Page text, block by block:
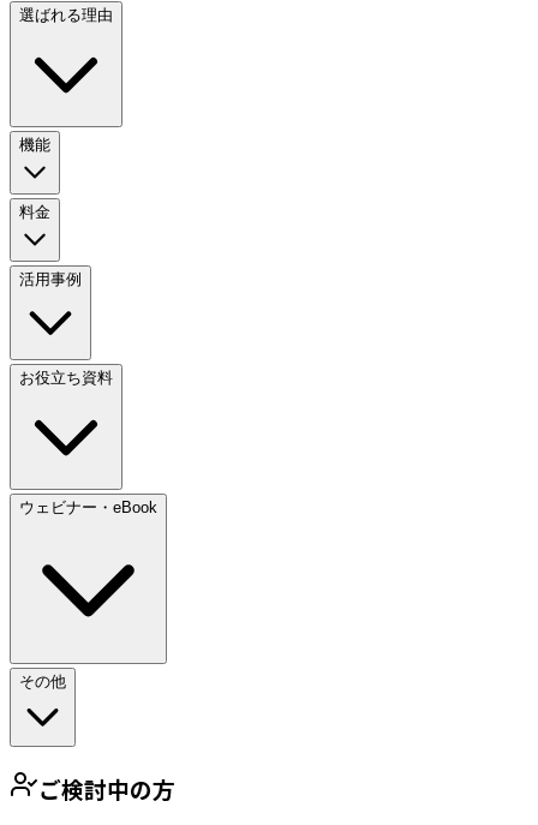
選ばれる理由
機能
料金
活用事例
お役立ち資料
ウェビナー・eBook
その他
ご検討中の方